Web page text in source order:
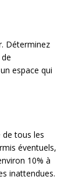
Déterminez
espace qui
tous les
éventuels,
10% à
inattendues.